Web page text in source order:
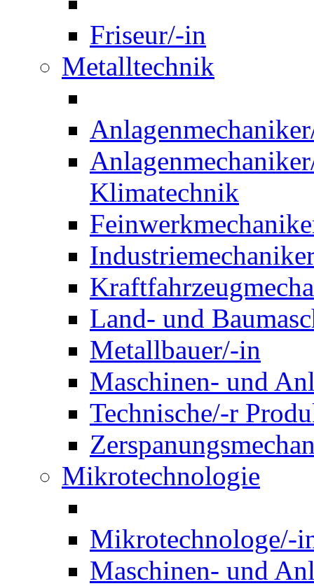
Friseur/-in
Metalltechnik
Klimatechnik
Land- und
Metallbauer/-in
Maschinen- und
Technische/-r
Mikrotechnologie
Mikrotechnologe/-
Maschinen- und